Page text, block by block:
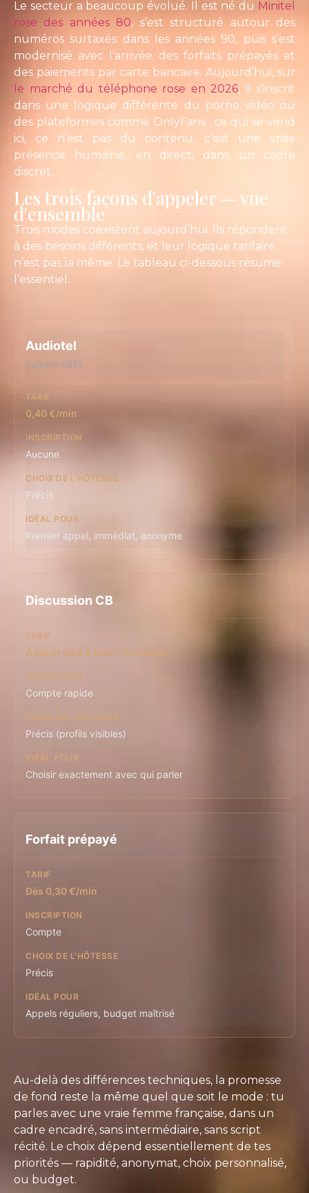
Le secteur a beaucoup évolué. Il est né du Minitel
rose des années 80, s’est structuré autour des
numéros surtaxés dans les années 90, puis s’est
modernisé avec l’arrivée des forfaits prépayés et
des paiements par carte bancaire. Aujourd’hui, sur
le marché du téléphone rose en 2026, il s’inscrit
dans une logique différente du porno vidéo ou
des plateformes comme OnlyFans : ce qui se vend
ici, ce n’est pas du contenu, c’est une vraie
présence humaine, en direct, dans un cadre
discret.
Les trois façons d'appeler — vue
d'ensemble
Trois modes coexistent aujourd’hui. Ils répondent
à des besoins différents, et leur logique tarifaire
n’est pas la même. Le tableau ci-dessous résume
l’essentiel.
Audiotel
numéro 0895
0,40 €/min
Aucune
Précis
Premier appel, immédiat, anonyme
Discussion CB
À partir de 8 € pour 10 minutes
Compte rapide
Précis (profils visibles)
Choisir exactement avec qui parler
Forfait prépayé
Dès 0,30 €/min
Compte
Précis
Appels réguliers, budget maîtrisé
Au-delà des différences techniques, la promesse
de fond reste la même quel que soit le mode : tu
parles avec une vraie femme française, dans un
cadre encadré, sans intermédiaire, sans script
récité. Le choix dépend essentiellement de tes
priorités — rapidité, anonymat, choix personnalisé,
ou budget.